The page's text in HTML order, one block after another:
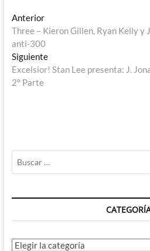
Navegación
de
entradas
AnteriorEntrada
anterior:
Three – Kieron Gillen, Ryan Kelly y
anti-300
SiguienteEntrada
siguiente:
Excelsior! Stan Lee presenta: J.
2º Parte
Categorías